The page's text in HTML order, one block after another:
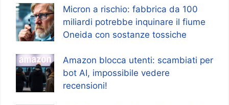
Micron a rischio: fabbrica da 100
miliardi potrebbe inquinare il fiume
Oneida con sostanze tossiche
Amazon blocca utenti: scambiati per
bot AI, impossibile vedere
recensioni!